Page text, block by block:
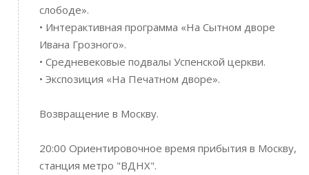
слободе».
• Интерактивная программа «На Сытном дворе
Ивана Грозного».
• Средневековые подвалы Успенской церкви.
• Экспозиция «На Печатном дворе».
Возвращение в Москву.
20:00 Ориентировочное время прибытия в Москву,
станция метро "ВДНХ".